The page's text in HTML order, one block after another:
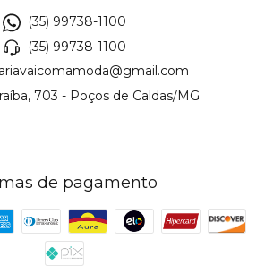
(35) 99738-1100
(35) 99738-1100
703 - Poços de Caldas/MG
de pagamento